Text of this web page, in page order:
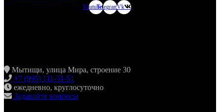
YoutubeTelegramVk
Мытищи, улица Мира, строение 30
+7 (995) 111-51-51
ежедневно, круглосуточно
Задавайте вопросы